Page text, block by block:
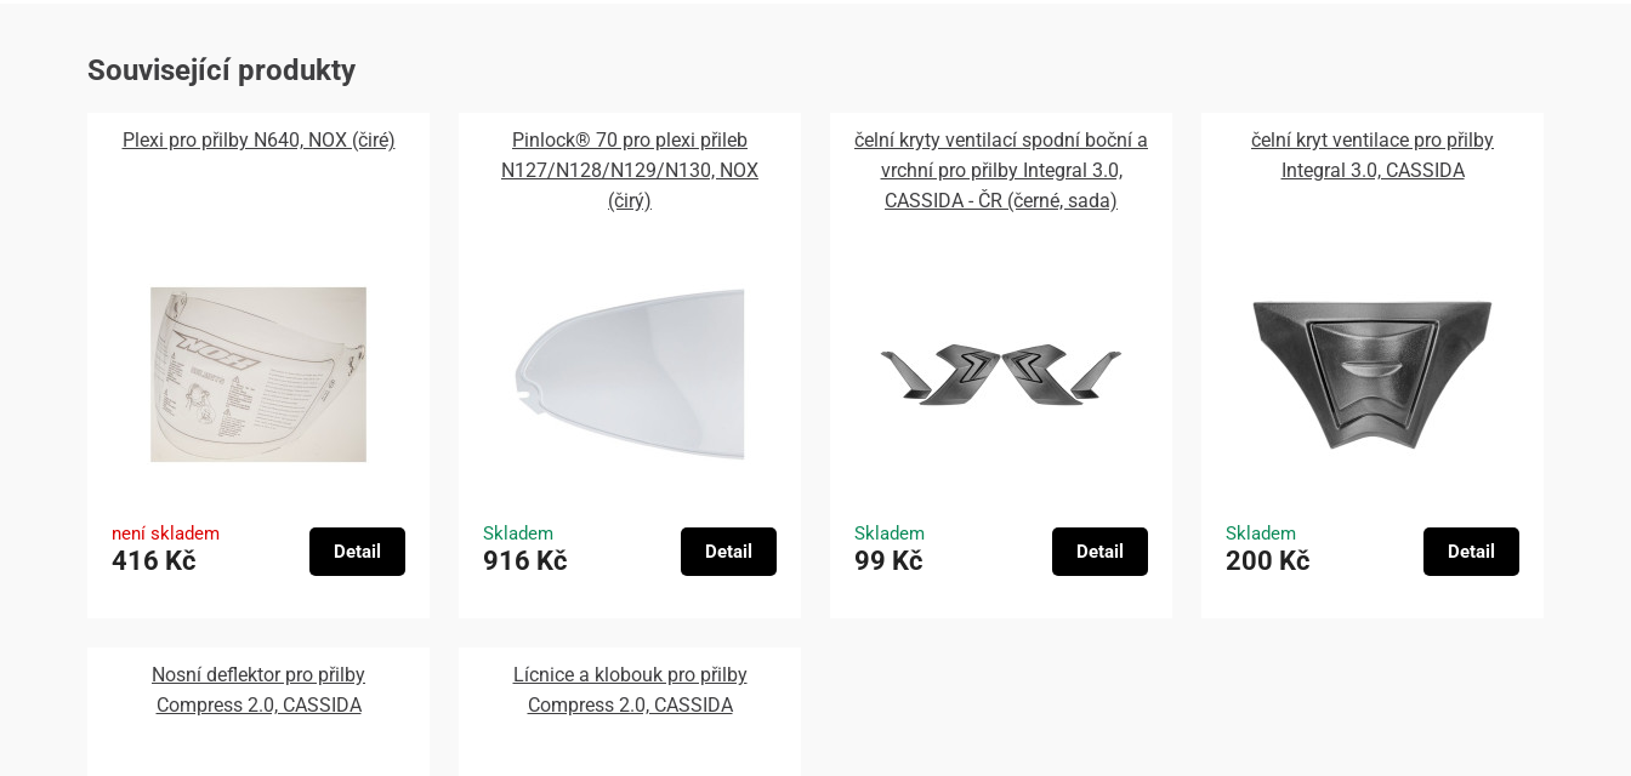
Související produkty
Plexi pro přilby N640, NOX (čiré)
není skladem
416 Kč Detail
Pinlock® 70 pro plexi přileb
N127/N128/N129/N130, NOX
(čirý)
Skladem
916 Kč Detail
čelní kryty ventilací spodní boční a
vrchní pro přilby Integral 3.0,
CASSIDA - ČR (černé, sada)
Skladem
99 Kč Detail
čelní kryt ventilace pro přilby
Integral 3.0, CASSIDA
Skladem
200 Kč Detail
Nosní deflektor pro přilby
Compress 2.0, CASSIDA
Lícnice a klobouk pro přilby
Compress 2.0, CASSIDA